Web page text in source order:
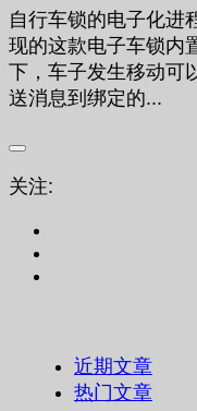
自行车锁的电子化进
现的这款电子车锁内
下，车子发生移动可
送消息到绑定的...
关注:
近期文章
热门文章